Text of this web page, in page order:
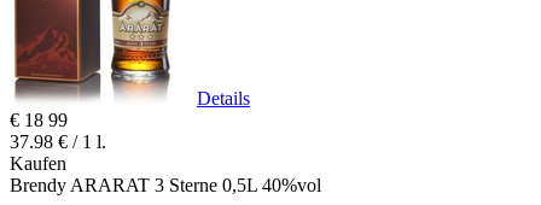
Details
€ 18 99
37.98 € / 1 l.
Kaufen
Brendy ARARAT 3 Sterne 0,5L 40%vol